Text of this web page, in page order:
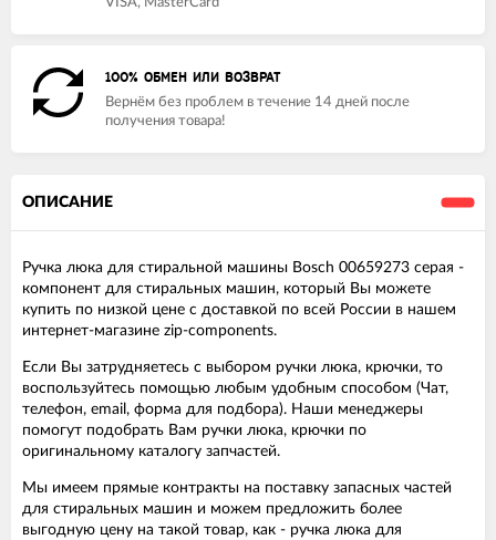
VISA, MasterCard
100% ОБМЕН ИЛИ ВОЗВРАТ
Вернём без проблем в течение 14 дней после
получения товара!
ОПИСАНИЕ
Ручка люка для стиральной машины Bosch 00659273 серая -
компонент для стиральных машин, который Вы можете
купить по низкой цене с доставкой по всей России в нашем
интернет-магазине zip-components.
Если Вы затрудняетесь с выбором ручки люка, крючки, то
воспользуйтесь помощью любым удобным способом (Чат,
телефон, email, форма для подбора). Наши менеджеры
помогут подобрать Вам ручки люка, крючки по
оригинальному каталогу запчастей.
Мы имеем прямые контракты на поставку запасных частей
для стиральных машин и можем предложить более
выгодную цену на такой товар, как - ручка люка для